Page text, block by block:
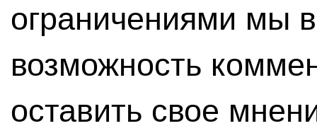
ограничениями мы
возможность
оставить свое